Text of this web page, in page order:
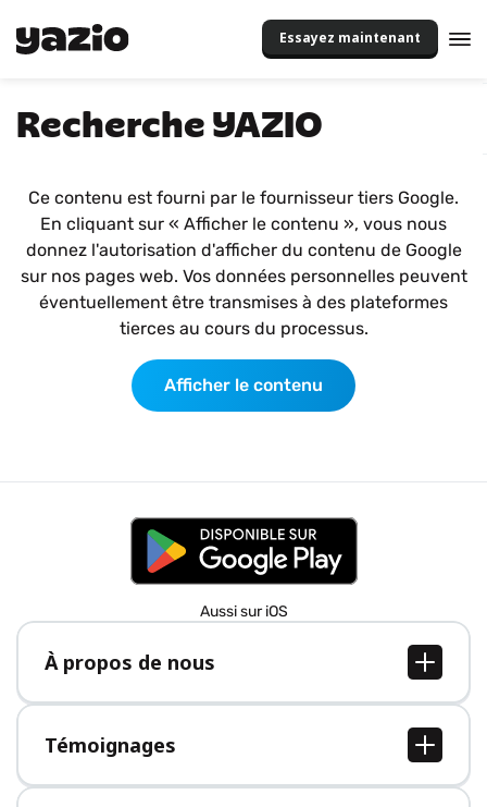
Essayez maintenant
Recherche YAZIO
Ce contenu est fourni par le fournisseur tiers Google.
En cliquant sur « Afficher le contenu », vous nous
donnez l'autorisation d'afficher du contenu de Google
sur nos pages web. Vos données personnelles peuvent
éventuellement être transmises à des plateformes
tierces au cours du processus.
Afficher le contenu
Aussi sur iOS
À propos de nous
À propos de nous
Postes
Presse
Témoignages
Tous les témoignages